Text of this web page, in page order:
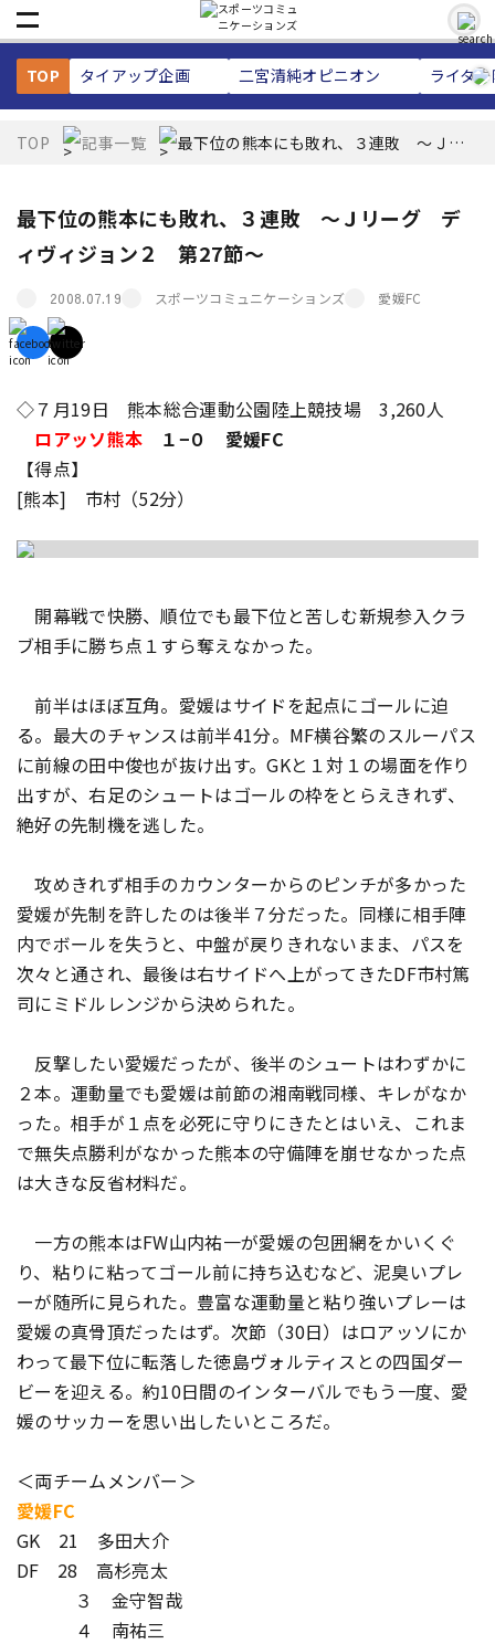
TOP タイアップ企画 二宮清純オピニオン ライタ
TOP 記事一覧 最下位の熊本にも敗れ、３連敗 〜Ｊリ
最下位の熊本にも敗れ、３連敗 〜Ｊリーグ デ
ィヴィジョン２ 第27節〜
2008.07.19 スポーツコミュニケーションズ 愛媛FC
◇７月19日 熊本総合運動公園陸上競技場 3,260人
ロアッソ熊本 １−０ 愛媛FC
【得点】
[熊本] 市村（52分）
開幕戦で快勝、順位でも最下位と苦しむ新規参入クラ
ブ相手に勝ち点１すら奪えなかった。
前半はほぼ互角。愛媛はサイドを起点にゴールに迫
る。最大のチャンスは前半41分。MF横谷繁のスルーパス
に前線の田中俊也が抜け出す。GKと１対１の場面を作り
出すが、右足のシュートはゴールの枠をとらえきれず、
絶好の先制機を逃した。
攻めきれず相手のカウンターからのピンチが多かった
愛媛が先制を許したのは後半７分だった。同様に相手陣
内でボールを失うと、中盤が戻りきれないまま、パスを
次々と通され、最後は右サイドへ上がってきたDF市村篤
司にミドルレンジから決められた。
反撃したい愛媛だったが、後半のシュートはわずかに
２本。運動量でも愛媛は前節の湘南戦同様、キレがなか
った。相手が１点を必死に守りにきたとはいえ、これま
で無失点勝利がなかった熊本の守備陣を崩せなかった点
は大きな反省材料だ。
一方の熊本はFW山内祐一が愛媛の包囲網をかいくぐ
り、粘りに粘ってゴール前に持ち込むなど、泥臭いプレ
ーが随所に見られた。豊富な運動量と粘り強いプレーは
愛媛の真骨頂だったはず。次節（30日）はロアッソにか
わって最下位に転落した徳島ヴォルティスとの四国ダー
ビーを迎える。約10日間のインターバルでもう一度、愛
媛のサッカーを思い出したいところだ。
＜両チームメンバー＞
愛媛FC
GK 21 多田大介
DF 28 高杉亮太
３ 金守智哉
４ 南祐三